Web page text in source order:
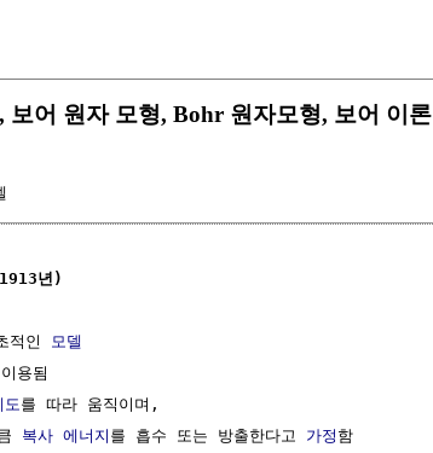
어 원자 모형, Bohr 원자모형, 보어 이론
년)
적인
모델
용됨
도 를 따라 움직이며,
복사 에너지 를 흡수 또는 방출한다고 가정 함